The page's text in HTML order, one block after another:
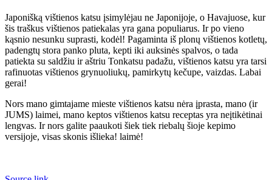
Japonišką vištienos katsu įsimylėjau ne Japonijoje, o Havajuose, kur
šis traškus vištienos patiekalas yra gana populiarus. Ir po vieno
kąsnio nesunku suprasti, kodėl! Pagaminta iš plonų vištienos kotletų,
padengtų stora panko pluta, kepti iki auksinės spalvos, o tada
patiekta su saldžiu ir aštriu Tonkatsu padažu, vištienos katsu yra tarsi
rafinuotas vištienos grynuoliukų, pamirkytų kečupe, vaizdas. Labai
gerai!
Nors mano gimtajame mieste vištienos katsu nėra įprasta, mano (ir
JUMS) laimei, mano keptos vištienos katsu receptas yra neįtikėtinai
lengvas. Ir nors galite paaukoti šiek tiek riebalų šioje kepimo
versijoje, visas skonis išlieka! laimė!